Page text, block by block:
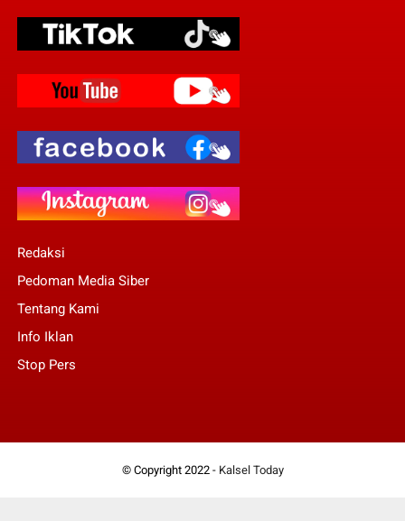
Redaksi
Pedoman Media Siber
Tentang Kami
Info Iklan
Stop Pers
© Copyright 2022 - Kalsel Today